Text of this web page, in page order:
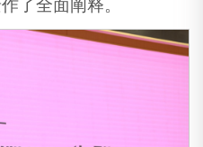
了全面阐释。